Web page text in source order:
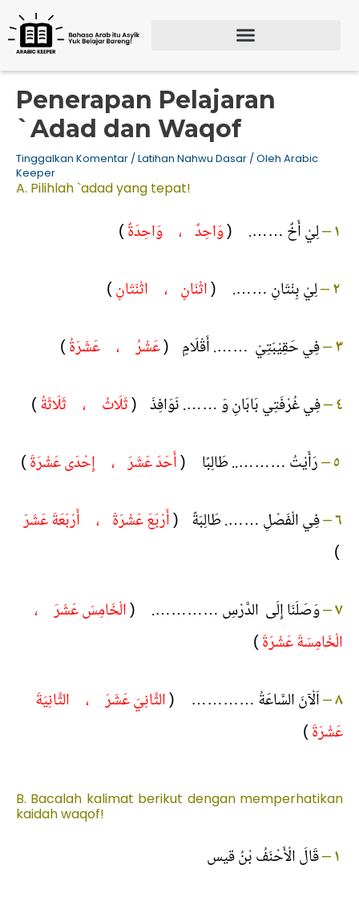
konten
Penerapan Pelajaran
`Adad dan Waqof
Tinggalkan Komentar /Latihan Nahwu Dasar / Oleh Arabic
Keeper
A. Pilihlah `adad yang tepat!
١–لِيْ أَخٌ ……. (وَاحِدٌ ، وَاحِدَةٌ)
٢–لِيْ بِنْتَانِ ……. (اثْنَانِ ، اثْنَتَانِ)
٣–فِي حَقِيْبَتِيْ ……. أَقْلَامٍ (عَشْرُ ، عَشَرَةُ)
٤–فِي غُرْفَتِي بَابَانِ وَ ……. نَوَافِذَ (ثَلَاثُ ، ثَلَاثَةُ)
٥–رَأَيْتُ ……….. طَالِبًا (أَحَدَ عَشَرَ ، إِحْدَى عَشْرَةَ)
٦–فِي الْفَصْلِ ……. طَالِبَةً (أَرْبَعَ عَشْرَةَ ، أَرْبَعَةَ عَشَرَ
)
٧–وَصَلَنَا إِلَى الدَّرْسِ …………. (الْخَامِسَ عَشَرَ ،
الْخَامِسَةَ عَشْرَةَ)
٨–اَلْآنَ السَّاعَةُ ………… (الثَّانِيَ عَشَرَ ، الثَّانِيَةَ
عَشْرَةَ)
B. Bacalah kalimat berikut dengan memperhatikan
kaidah waqof!
١–قَالَ الْأَحْنَفُ بْنُ قيس